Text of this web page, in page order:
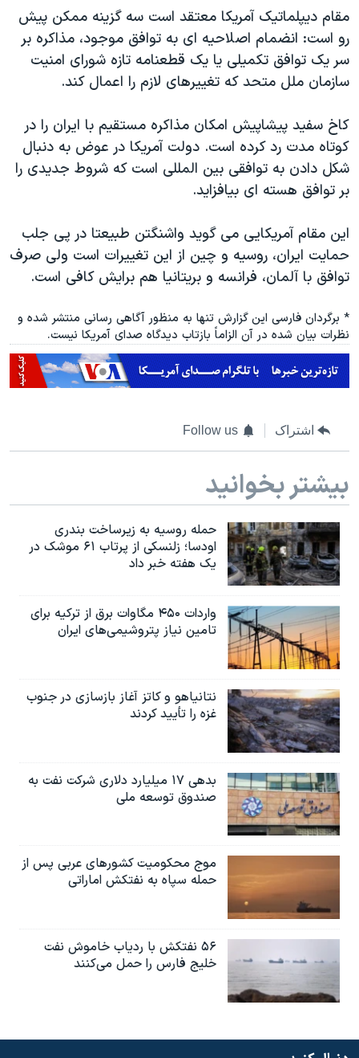
مقام دیپلماتیک آمریکا معتقد است سه گزینه ممکن پیش
رو است: انضمام اصلاحیه ای به توافق موجود، مذاکره بر
سر یک توافق تکمیلی یا یک قطعنامه تازه شورای امنیت
سازمان ملل متحد که تغییرهای لازم را اعمال کند.
کاخ سفید پیشاپیش امکان مذاکره مستقیم با ایران را در
کوتاه مدت رد کرده است. دولت آمریکا در عوض به دنبال
شکل دادن به توافقی بین المللی است که شروط جدیدی را
بر توافق هسته ای بیافزاید.
این مقام آمریکایی می گوید واشنگتن طبیعتا در پی جلب
حمایت ایران، روسیه و چین از این تغییرات است ولی صرف
توافق با آلمان، فرانسه و بریتانیا هم برایش کافی است.
* برگردان فارسی این گزارش تنها به منظور آگاهی رسانی منتشر شده و
نظرات بیان شده در آن الزاماً بازتاب دیدگاه صدای آمریکا نیست.
اشتراک Follow us
بیشتر بخوانید
حمله روسیه به زیرساخت بندری
اودسا؛ زلنسکی از پرتاب ۶۱ موشک در
یک هفته خبر داد
واردات ۴۵۰ مگاوات برق از ترکیه برای
تامین نیاز پتروشیمی‌های ایران
نتانیاهو و کاتز آغاز بازسازی در جنوب
غزه را تأیید کردند
بدهی ۱۷ میلیارد دلاری شرکت نفت به
صندوق توسعه ملی
موج محکومیت کشورهای عربی پس از
حمله سپاه به نفتکش اماراتی
۵۶ نفتکش با ردیاب خاموش نفت
خلیج فارس را حمل می‌کنند